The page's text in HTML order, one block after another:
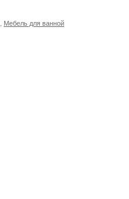
, Мебель для ванной